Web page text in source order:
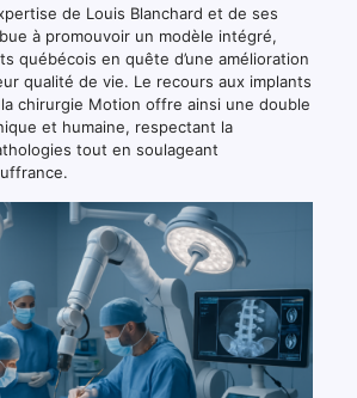
de Louis Blanchard et de ses
à promouvoir un modèle intégré,
québécois en quête d’une amélioration
qualité de vie. Le recours aux implants
chirurgie Motion offre ainsi une double
et humaine, respectant la
tout en soulageant